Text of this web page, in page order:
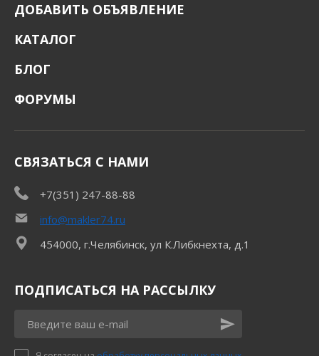
ДОБАВИТЬ ОБЪЯВЛЕНИЕ
КАТАЛОГ
БЛОГ
ФОРУМЫ
СВЯЗАТЬСЯ С НАМИ
+7(351) 247-88-88
info@makler74.ru
454000, г.Челябинск, ул К.Либкнехта, д.1
ПОДПИСАТЬСЯ НА РАССЫЛКУ